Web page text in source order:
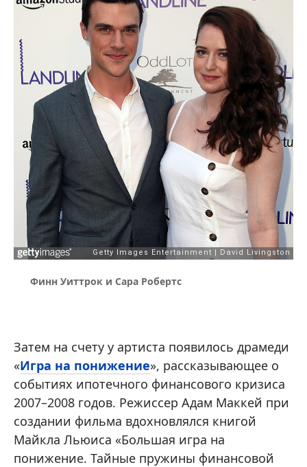
Финн Уиттрок и Сара Робертс
Затем на счету у артиста появилось драмеди
«Игра на понижение», рассказывающее о
событиях ипотечного финансового кризиса
2007–2008 годов. Режиссер Адам Маккей при
создании фильма вдохновлялся книгой
Майкла Льюиса «Большая игра на
понижение. Тайные пружины финансовой